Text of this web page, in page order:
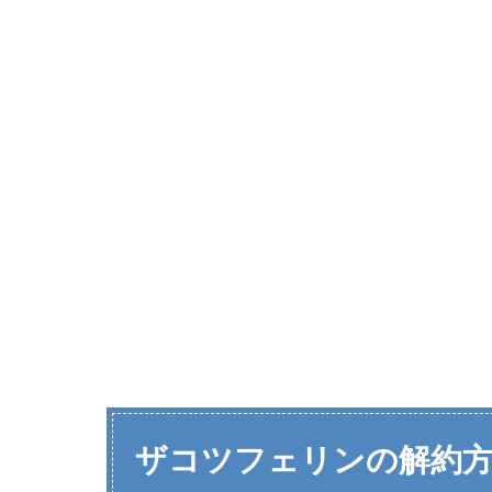
ザコツフェリンの解約